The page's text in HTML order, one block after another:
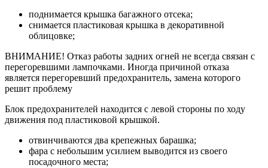
поднимается крышка багажного отсека;
снимается пластиковая крышка в декоративной
облицовке;
ВНИМАНИЕ! Отказ работы задних огней не всегда связан с
перегоревшими лампочками. Иногда причиной отказа
является перегоревший предохранитель, замена которого
решит проблему
Блок предохранителей находится с левой стороны по ходу
движения под пластиковой крышкой.
отвинчиваются два крепежных барашка;
фара с небольшим усилием выводится из своего
посадочного места;